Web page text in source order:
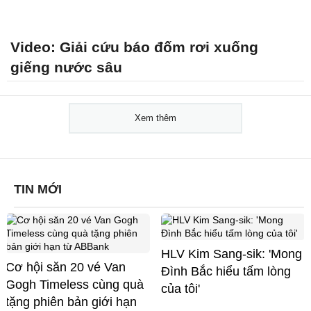
Video: Giải cứu báo đốm rơi xuống
giếng nước sâu
Xem thêm
TIN MỚI
Cơ hội săn 20 vé Van
Gogh Timeless cùng quà
tặng phiên bản giới hạn
HLV Kim Sang-sik: 'Mong
Đình Bắc hiểu tấm lòng
của tôi'